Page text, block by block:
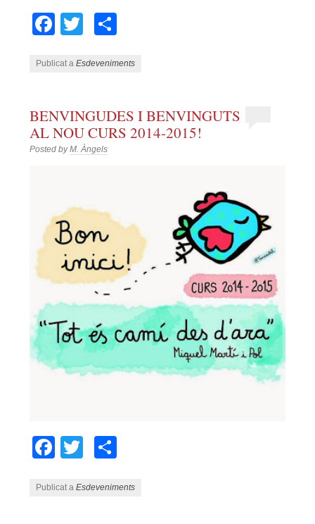
Facebook
Twitter
Publicat aEsdeveniments
BENVINGUDES I BENVINGUTS
AL NOU CURS 2014-2015!
Posted byM. Àngels
Facebook
Twitter
Publicat aEsdeveniments